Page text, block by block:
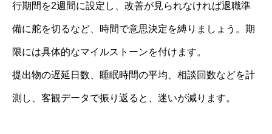
行期間を2週間に設定し、改善が見られなければ退職準
備に舵を切るなど、時間で意思決定を縛りましょう。期
限には具体的なマイルストーンを付けます。
提出物の遅延日数、睡眠時間の平均、相談回数などを計
測し、客観データで振り返ると、迷いが減ります。